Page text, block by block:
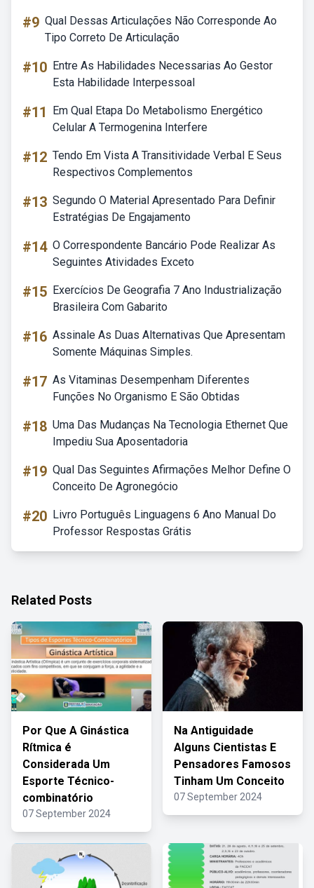
#9 Qual Dessas Articulações Não Corresponde Ao
Tipo Correto De Articulação
#10 Entre As Habilidades Necessarias Ao Gestor
Esta Habilidade Interpessoal
#11
Em Qual Etapa Do Metabolismo Energético
Celular A Termogenina Interfere
#12 Tendo Em Vista A Transitividade Verbal E Seus
Respectivos Complementos
#13 Segundo O Material Apresentado Para Definir
Estratégias De Engajamento
#14 O Correspondente Bancário Pode Realizar As
Seguintes Atividades Exceto
#15 Exercícios De Geografia 7 Ano Industrialização
Brasileira Com Gabarito
#16 Assinale As Duas Alternativas Que Apresentam
Somente Máquinas Simples.
#17 As Vitaminas Desempenham Diferentes
Funções No Organismo E São Obtidas
#18 Uma Das Mudanças Na Tecnologia Ethernet Que
Impediu Sua Aposentadoria
#19 Qual Das Seguintes Afirmações Melhor Define O
Conceito De Agronegócio
#20 Livro Português Linguagens 6 Ano Manual Do
Professor Respostas Grátis
Related Posts
Por Que A Ginástica
Rítmica é
Considerada Um
Esporte Técnico-
combinatório
07 September 2024
Na Antiguidade
Alguns Cientistas E
Pensadores Famosos
Tinham Um Conceito
07 September 2024